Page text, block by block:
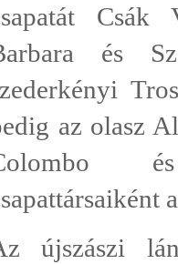
és
az olasz
újszászi